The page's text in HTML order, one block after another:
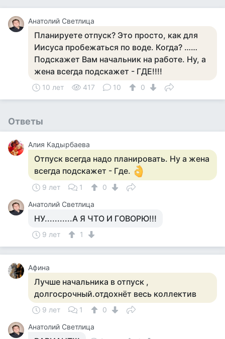
Анатолий Светлица
Планируете отпуск? Это просто, как для
Иисуса пробежаться по воде. Когда? ……
Подскажет Вам начальник на работе. Ну, а
жена всегда подскажет - ГДЕ!!!!
10 лет 417 10 0
Ответы
Алия Кадырбаева
Отпуск всегда надо планировать. Ну а жена
всегда подскажет - Где.
9 лет 1
0
Анатолий Светлица
НУ...........А Я ЧТО И ГОВОРЮ!!!
9 лет 1
Афина
Лучше начальника в отпуск ,
долгосрочный.отдохнёт весь коллектив
9 лет 1
0
Анатолий Светлица